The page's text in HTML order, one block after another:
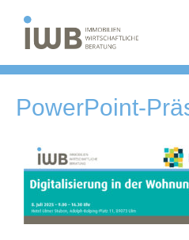
PowerPoint-